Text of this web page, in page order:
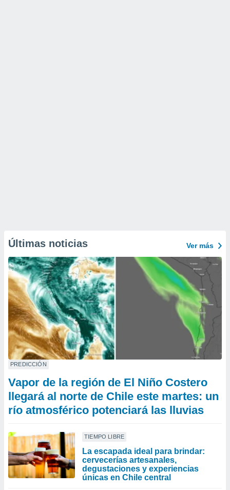
Últimas noticias Ver más
PREDICCIÓN
Vapor de la región de El Niño Costero
llegará al norte de Chile este martes: un
río atmosférico potenciará las lluvias
TIEMPO LIBRE
La escapada ideal para brindar:
cervecerías artesanales,
degustaciones y experiencias
únicas en Chile central